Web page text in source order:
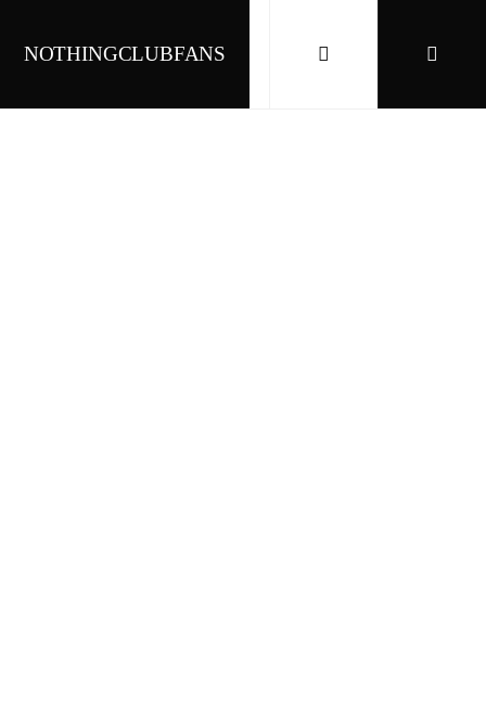
NOTHINGCLUBFANS